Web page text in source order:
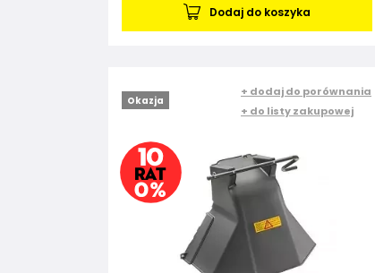
Dodaj do koszyka
Okazja
+ dodaj do porównania
+ do listy zakupowej